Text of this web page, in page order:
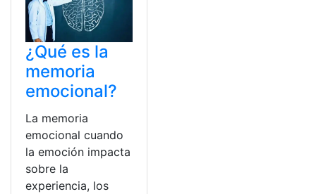
¿Qué es la
memoria
emocional?
La memoria
emocional cuando
la emoción impacta
sobre la
experiencia, los